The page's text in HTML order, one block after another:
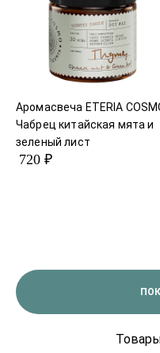
Аромасвеча ETERIA
Чабрец китайская мята и
зеленый лист
720 ₽